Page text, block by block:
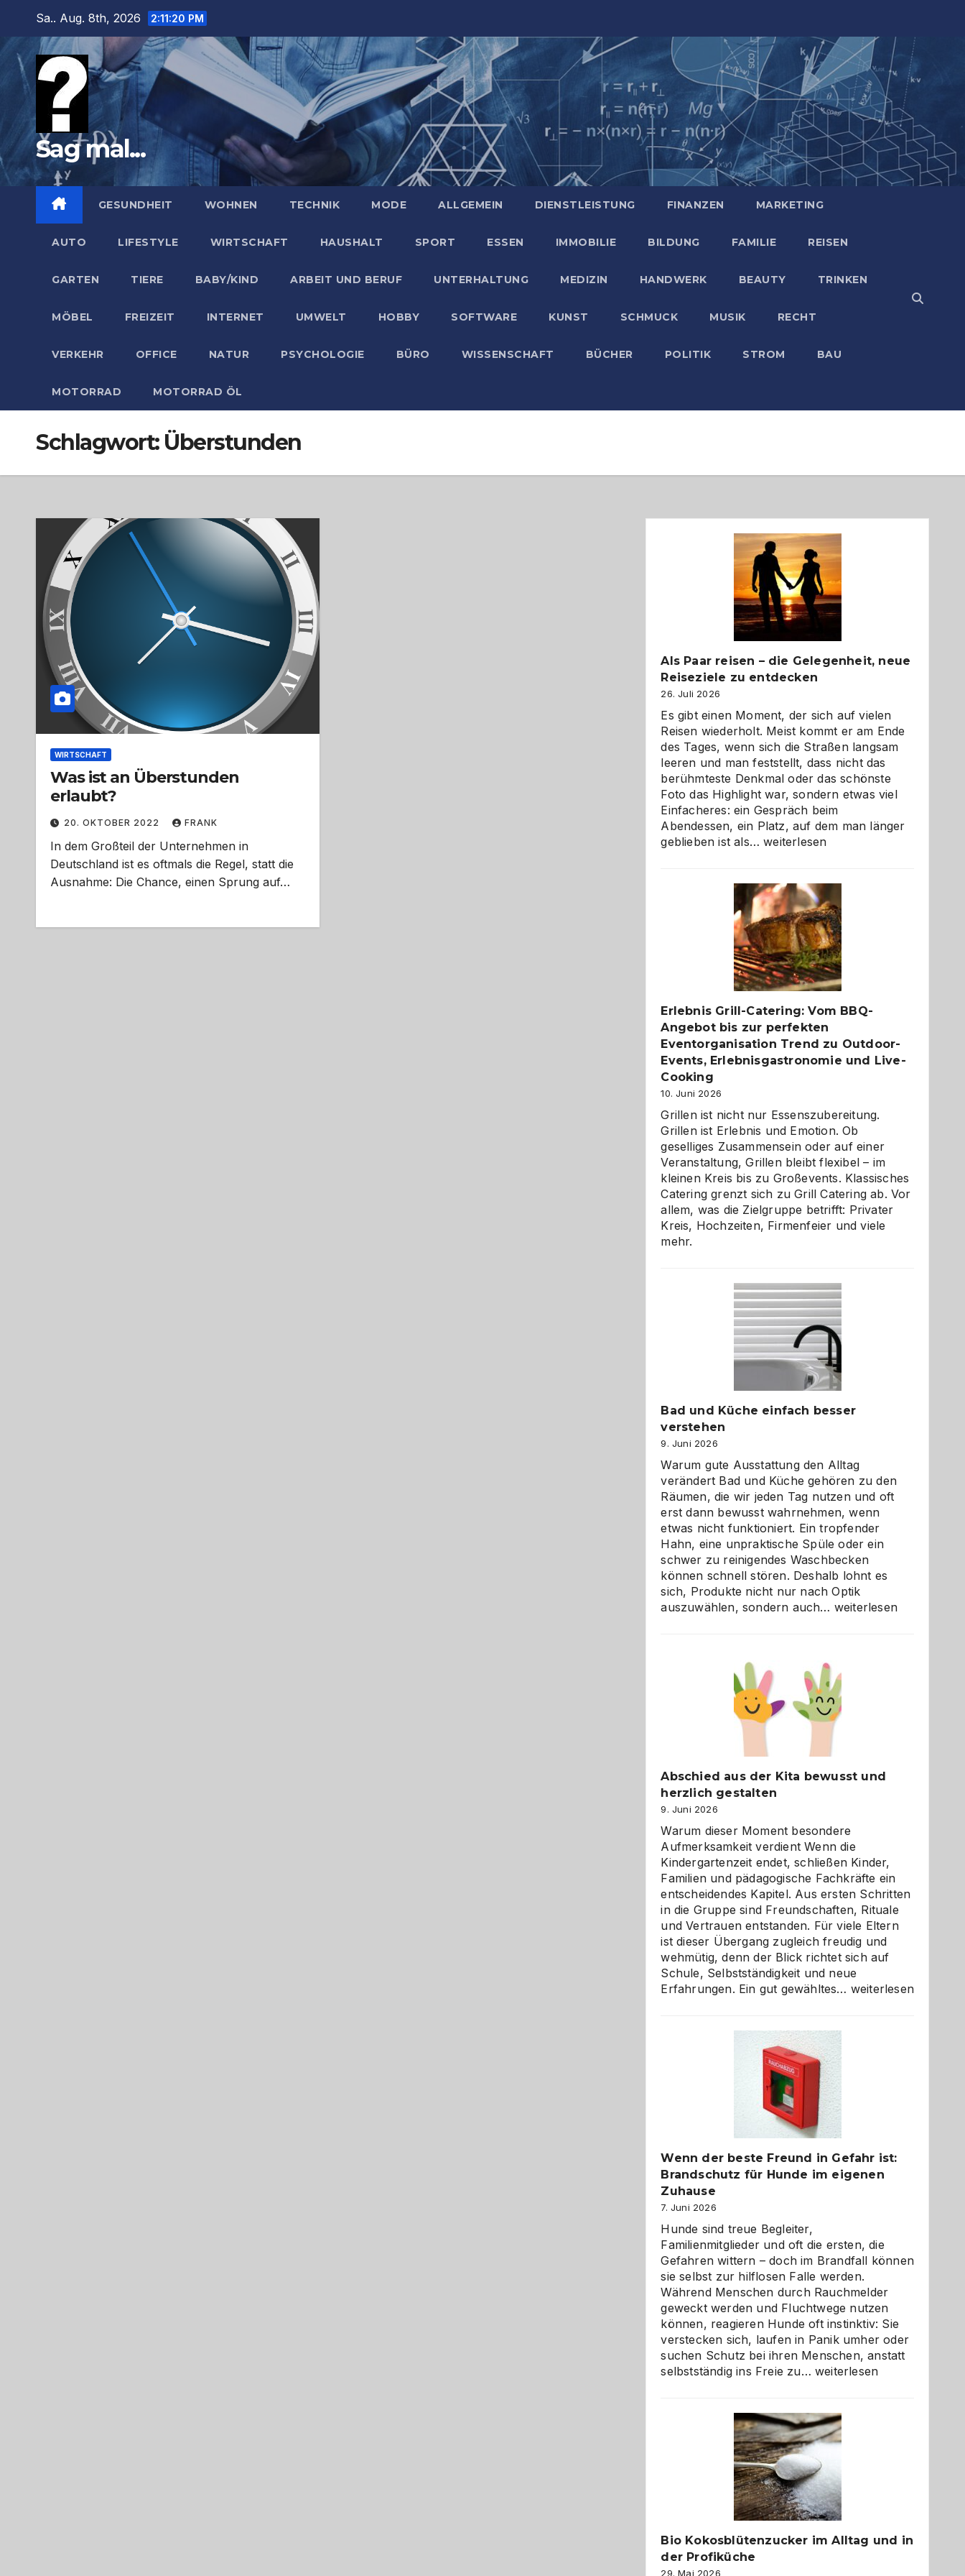
springen
Sa.. Aug. 8th, 2026 2:11:21 PM
Sag mal...
GESUNDHEIT WOHNEN TECHNIK MODE ALLGEMEIN DIENSTLEISTUNG FINANZEN MARKETING
AUTO LIFESTYLE WIRTSCHAFT HAUSHALT SPORT ESSEN IMMOBILIE BILDUNG FAMILIE REISEN
GARTEN TIERE BABY/KIND ARBEIT UND BERUF UNTERHALTUNG MEDIZIN HANDWERK BEAUTY TRINKEN
MÖBEL FREIZEIT INTERNET UMWELT HOBBY SOFTWARE KUNST SCHMUCK MUSIK RECHT
VERKEHR OFFICE NATUR PSYCHOLOGIE BÜRO WISSENSCHAFT BÜCHER POLITIK STROM BAU
MOTORRAD MOTORRAD ÖL
Schlagwort: Überstunden
WIRTSCHAFT
Was ist an Überstunden
erlaubt?
20. OKTOBER 2022 FRANK
In dem Großteil der Unternehmen in
Deutschland ist es oftmals die Regel, statt die
Ausnahme: Die Chance, einen Sprung auf…
Als Paar reisen – die Gelegenheit, neue
Reiseziele zu entdecken
26. Juli 2026
Es gibt einen Moment, der sich auf vielen
Reisen wiederholt. Meist kommt er am Ende
des Tages, wenn sich die Straßen langsam
leeren und man feststellt, dass nicht das
berühmteste Denkmal oder das schönste
Foto das Highlight war, sondern etwas viel
Einfacheres: ein Gespräch beim
Abendessen, ein Platz, auf dem man länger
geblieben ist als…Als
–
die
Gelegenheit,
neue
Reiseziele
zu
entdecken
weiterlesen
Erlebnis Grill-Catering: Vom BBQ-
Angebot bis zur perfekten
Eventorganisation Trend zu Outdoor-
Events, Erlebnisgastronomie und Live-
Cooking
10. Juni 2026
Grillen ist nicht nur Essenszubereitung.
Grillen ist Erlebnis und Emotion. Ob
geselliges Zusammensein oder auf einer
Veranstaltung, Grillen bleibt flexibel – im
kleinen Kreis bis zu Großevents. Klassisches
Catering grenzt sich zu Grill Catering ab. Vor
allem, was die Zielgruppe betrifft: Privater
Kreis, Hochzeiten, Firmenfeier und viele
mehr.
Bad und Küche einfach besser
verstehen
9. Juni 2026
Warum gute Ausstattung den Alltag
verändert Bad und Küche gehören zu den
Räumen, die wir jeden Tag nutzen und oft
erst dann bewusst wahrnehmen, wenn
etwas nicht funktioniert. Ein tropfender
Hahn, eine unpraktische Spüle oder ein
schwer zu reinigendes Waschbecken
können schnell stören. Deshalb lohnt es
sich, Produkte nicht nur nach Optik
auszuwählen, sondern auch… Bad
besser
verstehen
weiterlesen
Abschied aus der Kita bewusst und
herzlich gestalten
9. Juni 2026
Warum dieser Moment besondere
Aufmerksamkeit verdient Wenn die
Kindergartenzeit endet, schließen Kinder,
Familien und pädagogische Fachkräfte ein
entscheidendes Kapitel. Aus ersten Schritten
in die Gruppe sind Freundschaften, Rituale
und Vertrauen entstanden. Für viele Eltern
ist dieser Übergang zugleich freudig und
wehmütig, denn der Blick richtet sich auf
Schule, Selbstständigkeit und neue
Erfahrungen. Ein gut gewähltes… Abschied
weiterlesen
Wenn der beste Freund in Gefahr ist:
Brandschutz für Hunde im eigenen
Zuhause
7. Juni 2026
Hunde sind treue Begleiter,
Familienmitglieder und oft die ersten, die
Gefahren wittern – doch im Brandfall können
sie selbst zur hilflosen Falle werden.
Während Menschen durch Rauchmelder
geweckt werden und Fluchtwege nutzen
können, reagieren Hunde oft instinktiv: Sie
verstecken sich, laufen in Panik umher oder
suchen Schutz bei ihren Menschen, anstatt
selbstständig ins Freie zu… Wenn
Freund
in
Gefahr
ist:
Brandschutz
für
Hunde
eigenen
weiterlesen
Bio Kokosblütenzucker im Alltag und in
der Profiküche
29. Mai 2026